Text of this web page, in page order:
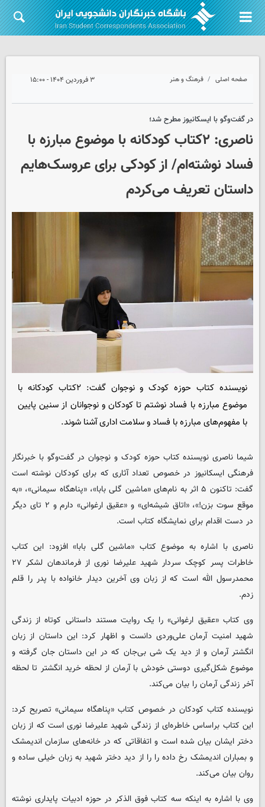
صفحه اصلی فرهنگ و هنر ۳ فروردین ۱۴۰۴ - ۱۵:۰۰
در گفت‌وگو با ایسکانیوز مطرح شد؛
ناصری: ۲کتاب کودکانه با موضوع مبارزه با
فساد نوشته‌ام/ از کودکی برای عروسک‌هایم
داستان تعریف می‌کردم
نویسنده کتاب حوزه کودک و نوجوان گفت: ۲کتاب کودکانه با
موضوع مبارزه با فساد نوشتم تا کودکان و نوجوانان از سنین پایین
با مفهوم‌های مبارزه با فساد و سلامت اداری آشنا شوند.
شیما ناصری نویسنده کتاب حوزه کودک و نوجوان در گفت‌وگو با خبرنگار
فرهنگیایسکانیوز در خصوص تعداد آثاری که برای کودکان نوشته است
گفت: تاکنون ۵ اثر به نام‌های «ماشین گلی بابا»، «پناهگاه سیمانی»، «به
موقع سوت بزن!»، «اتاق شیشه‌ای» و «عقیق ارغوانی» دارم و ۲ تای دیگر
در دست اقدام برای نمایشگاه کتاب است.
ناصری با اشاره به موضوع کتاب «ماشین گلی بابا» افزود: این کتاب
خاطرات پسر کوچک سردار شهید علیرضا نوری از فرماندهان لشکر ۲۷
محمدرسول الله است که از زبان وی آخرین دیدار خانواده با پدر را قلم
زدم.
وی کتاب «عقیق ارغوانی» را یک روایت مستند داستانی کوتاه از زندگی
شهید امنیت آرمان علی‌وردی دانست و اظهار کرد: این داستان از زبان
انگشتر آرمان و از دید یک شی بی‌جان که در این داستان جان گرفته و
موضوع شکل‌گیری دوستی خودش با آرمان از لحظه خرید انگشتر تا لحظه
آخر زندگی آرمان را بیان می‌کند.
نویسنده کتاب کودکان در خصوص کتاب «پناهگاه سیمانی» تصریح کرد:
این کتاب براساس خاطره‌ای از زندگی شهید علیرضا نوری است که از زبان
دختر ایشان بیان شده است و اتفاقاتی که در خانه‌های سازمان اندیمشک
و بمباران اندیمشک رخ داده را را از دید دختر شهید به زبان خیلی ساده و
روان بیان می‌کند.
وی با اشاره به اینکه سه کتاب فوق الذکر در حوزه ادبیات پایداری نوشته